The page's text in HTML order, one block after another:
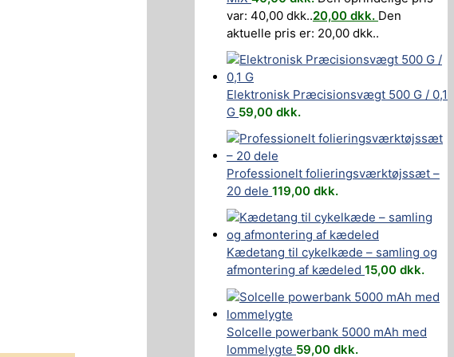
var: 40,00 dkk..20,00 dkk. Den
aktuelle pris er: 20,00 dkk..
Elektronisk Præcisionsvægt 500 G / 0,1
G 59,00 dkk.
Professionelt folieringsværktøjssæt –
20 dele 119,00 dkk.
Kædetang til cykelkæde – samling og
afmontering af kædeled 15,00 dkk.
Solcelle powerbank 5000 mAh med
lommelygte 59,00 dkk.